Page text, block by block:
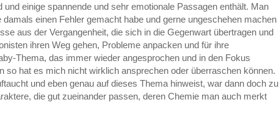
einige spannende und sehr emotionale Passagen enthält. Man
einen Fehler gemacht habe und gerne ungeschehen machen
aus der Vergangenheit, die sich in die Gegenwart übertragen und
ihren Weg gehen, Probleme anpacken und für ihre
Thema, das immer wieder angesprochen und in den Fokus
hat es mich nicht wirklich ansprechen oder überraschen können.
und eben genau auf dieses Thema hinweist, war dann doch zu
die gut zueinander passen, deren Chemie man auch merkt